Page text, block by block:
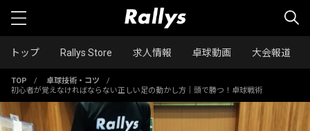
トップ Rallys Store 求人情報 卓球動画 大会報道
TOP / 卓球技術・コツ
/
初心者が覚えなければならない正しい足の動かし方｜頭で勝つ！卓球戦術